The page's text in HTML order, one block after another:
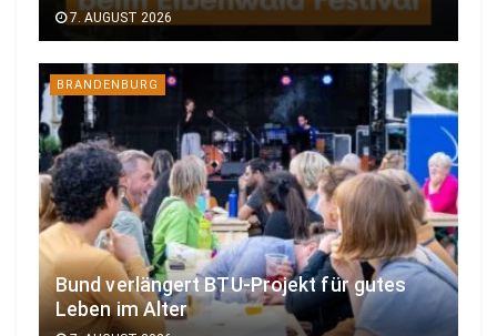
7. AUGUST 2026
BRANDENBURG
Bund verlängert BTU-Projekt für gutes
Leben im Alter